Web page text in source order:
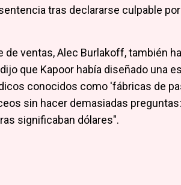
tras declararse culpable
de ventas, Alec Burlakoff, también
que Kapoor había diseñado una
conocidos como 'fábricas de
sin hacer demasiadas
significaban dólares".